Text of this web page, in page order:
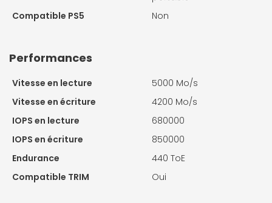
Compatible PS5
Non
Performances
Vitesse en lecture
5000 Mo/s
Vitesse en écriture
4200 Mo/s
IOPS en lecture
680000
IOPS en écriture
850000
Endurance
440 ToE
Compatible TRIM
Oui